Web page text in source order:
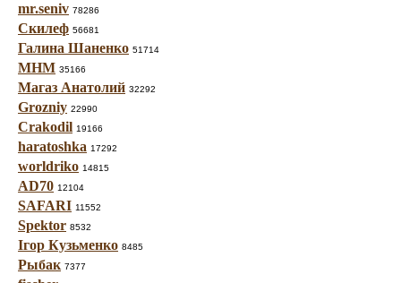
mr.seniv 78286
Скилеф 56681
Галина Шаненко 51714
МНМ 35166
Магаз Анатолий 32292
Grozniy 22990
Crakodil 19166
haratoshka 17292
worldriko 14815
AD70 12104
SAFARI 11552
Spektor 8532
Ігор Кузьменко 8485
Рыбак 7377